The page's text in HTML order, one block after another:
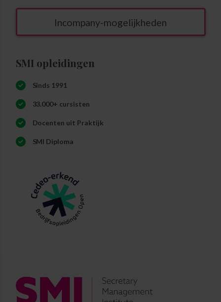
Incompany-mogelijkheden
SMI opleidingen
Sinds 1991
33.000+ cursisten
Docenten uit Praktijk
SMI Diploma